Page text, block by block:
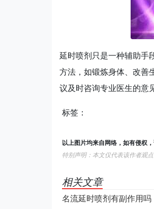
延时喷剂只是一种辅助手
方法，如锻炼身体、改善
议及时咨询专业医生的意
标签：
以上图片均来自网络，如有侵权
特别声明：本文仅代表该作者观
相关文章
名流延时喷剂有副作用吗